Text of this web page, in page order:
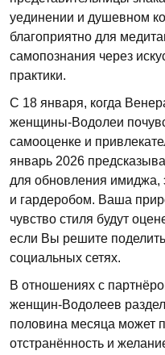
уединении и душевном
благоприятно для
самопознания через
практики.
С 18 января, когда
женщины-Водолеи
самооценке и
январь 2026
для обновления имиджа,
и гардеробом. Ваша
чувство стиля будут
если Вы решите
социальных сетях.
В отношениях с
женщин-Водолеев
половина месяца может
отстранённость и